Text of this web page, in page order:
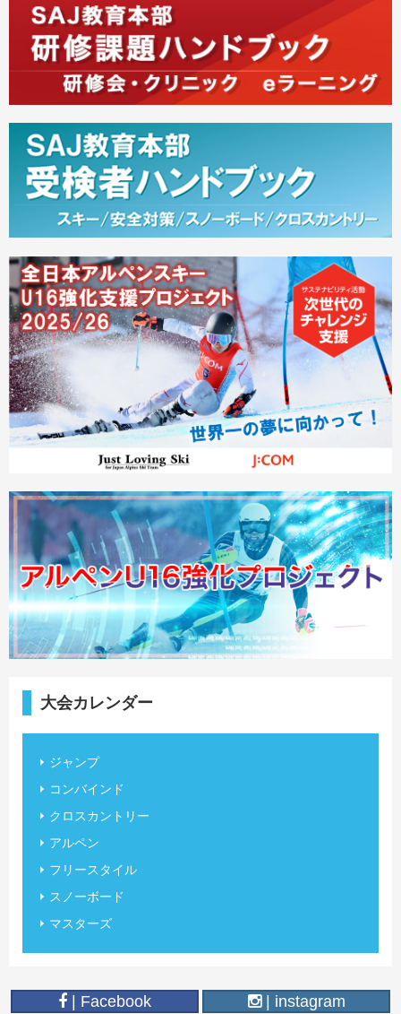
大会カレンダー
ジャンプ
コンバインド
クロスカントリー
アルペン
フリースタイル
スノーボード
マスターズ
| Facebook | instagram